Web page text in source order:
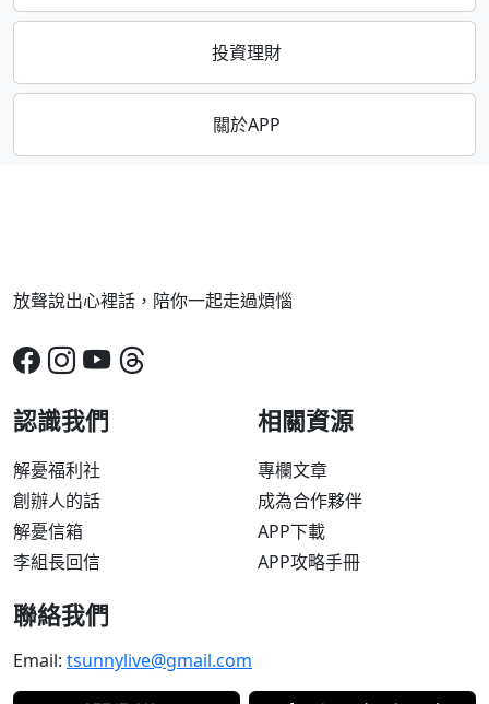
投資理財
關於APP
放聲說出心裡話，陪你一起走過煩惱
認識我們
解憂福利社
創辦人的話
解憂信箱
李組長回信
相關資源
專欄文章
成為合作夥伴
APP下載
APP攻略手冊
聯絡我們
Email: tsunnylive@gmail.com